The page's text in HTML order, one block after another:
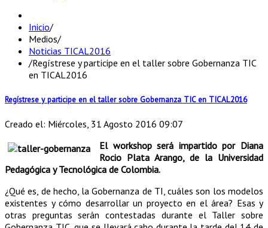
Inicio/
Medios/
Noticias TICAL2016
/Regístrese y participe en el taller sobre Gobernanza TIC
en TICAL2016
Regístrese y participe en el taller sobre Gobernanza TIC en TICAL2016
Creado el: Miércoles, 31 Agosto 2016 09:07
El workshop será impartido por Diana
Rocio Plata Arango, de la Universidad
Pedagógica y Tecnológica de Colombia.
¿Qué es, de hecho, la Gobernanza de TI, cuáles son los modelos
existentes y cómo desarrollar un proyecto en el área? Esas y
otras preguntas serán contestadas durante el Taller sobre